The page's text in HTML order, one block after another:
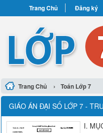
Trang Chủ Đăng ký
Trang Chủ › Toán Lớp 7
GIÁO ÁN ĐẠI SỐ LỚP 7 -
I.